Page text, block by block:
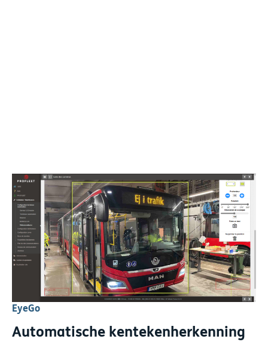
EyeGo
Automatische kentekenherkenning